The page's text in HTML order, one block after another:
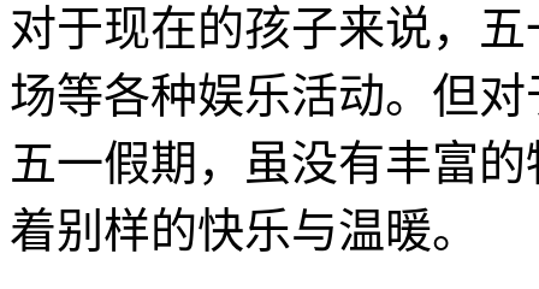
对于现在的孩子来说，
场等各种娱乐活动。但
五一假期，虽没有丰富
着别样的快乐与温暖。